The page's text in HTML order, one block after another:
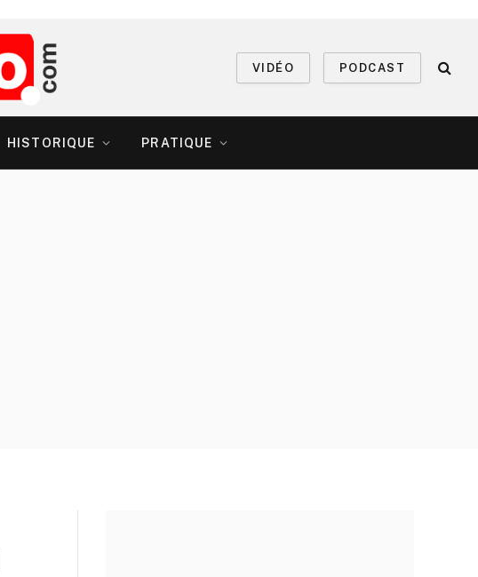
VIDÉO PODCAST
HISTORIQUE PRATIQUE